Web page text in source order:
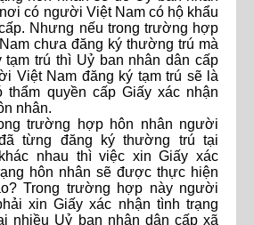
có người Việt Nam có hộ khẩu
Nhưng nếu trong trường hợp
chưa đăng ký thường trú mà
tạm trú thì Uỷ ban nhân dân cấp
Việt Nam đăng ký tạm trú sẽ là
thẩm quyền cấp Giấy xác nhận
nhân.
trường hợp hôn nhân người
từng đăng ký thường trú tại
nhau thì việc xin Giấy xác
hôn nhân sẽ được thực hiện
Trong trường hợp này người
xin Giấy xác nhận tình trạng
nhiều Uỷ ban nhân dân cấp xã